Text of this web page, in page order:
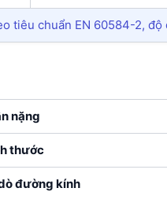
tiêu chuẩn EN 60584-2,
nặng
thước
đường kính